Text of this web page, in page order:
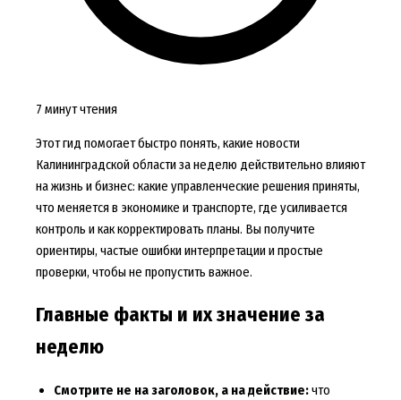
7 минут чтения
Этот гид помогает быстро понять, какие новости
Калининградской области за неделю действительно влияют
на жизнь и бизнес: какие управленческие решения приняты,
что меняется в экономике и транспорте, где усиливается
контроль и как корректировать планы. Вы получите
ориентиры, частые ошибки интерпретации и простые
проверки, чтобы не пропустить важное.
Главные факты и их значение за
неделю
Смотрите не на заголовок, а на действие:что